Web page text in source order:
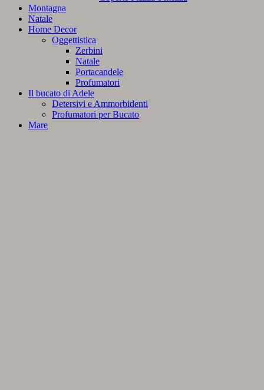
Montagna
Natale
Home Decor
Oggettistica
Zerbini
Natale
Portacandele
Profumatori
Il bucato di Adele
Detersivi e Ammorbidenti
Profumatori per Bucato
Mare